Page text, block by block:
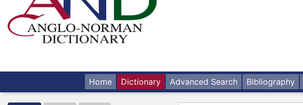
Home Dictionary Advanced Search Bibliography